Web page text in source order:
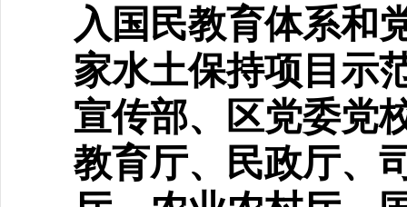
入国民教育体系和
家水土保持项目示
宣传部、区党委党
教育厅、民政厅、